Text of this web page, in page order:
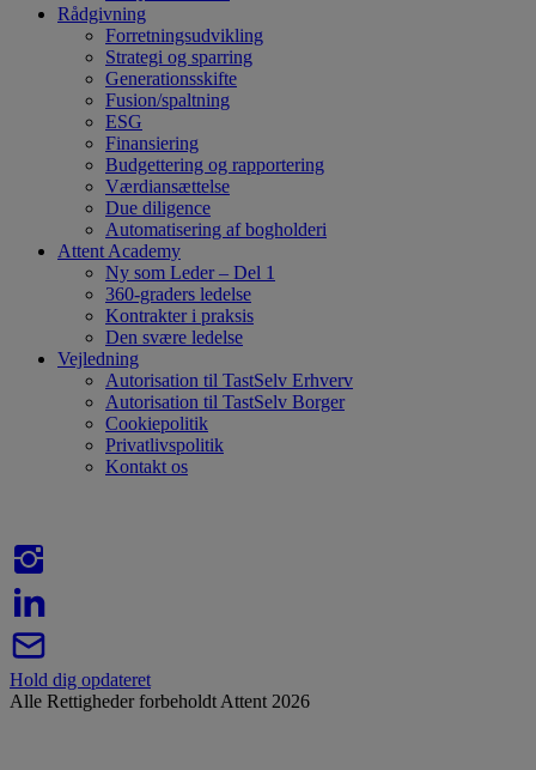
Rådgivning
Forretningsudvikling
Strategi og sparring
Generationsskifte
Fusion/spaltning
ESG
Finansiering
Budgettering og rapportering
Værdiansættelse
Due diligence
Automatisering af bogholderi
Attent Academy
Ny som Leder – Del 1
360-graders ledelse
Kontrakter i praksis
Den svære ledelse
Vejledning
Autorisation til TastSelv Erhverv
Autorisation til TastSelv Borger
Cookiepolitik
Privatlivspolitik
Kontakt os
Hold dig opdateret
Alle Rettigheder forbeholdt Attent 2026